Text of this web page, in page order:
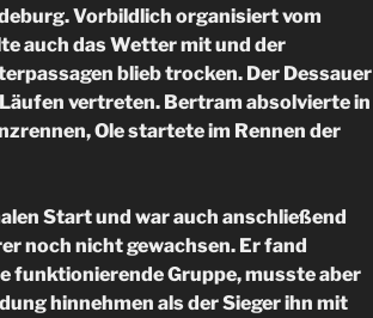
Vorbildlich organisiert vom
auch das Wetter mit und der
blieb trocken. Der Dessauer
vertreten. Bertram absolvierte in
Ole startete im Rennen der
Start und war auch anschließend
noch nicht gewachsen. Er fand
funktionierende Gruppe, musste aber
hinnehmen als der Sieger ihn mit